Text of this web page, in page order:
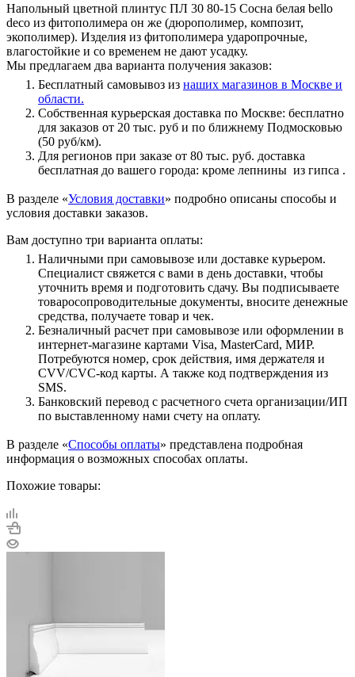
Напольный цветной плинтус ПЛ 30 80-15 Сосна белая bello
deco из фитополимера он же (дюрополимер, композит,
экополимер). Изделия из фитополимера ударопрочные,
влагостойкие и со временем не дают усадку.
Мы предлагаем два варианта получения заказов:
Бесплатный самовывоз из наших магазинов в Москве и
области.
Собственная курьерская доставка по Москве: бесплатно
для заказов от 20 тыс. руб и по ближнему Подмосковью
(50 руб/км).
Для регионов при заказе от 80 тыс. руб. доставка
бесплатная до вашего города: кроме лепнины из гипса .
В разделе «Условия доставки» подробно описаны способы и
условия доставки заказов.
Вам доступно три варианта оплаты:
Наличными при самовывозе или доставке курьером.
Специалист свяжется с вами в день доставки, чтобы
уточнить время и подготовить сдачу. Вы подписываете
товаросопроводительные документы, вносите денежные
средства, получаете товар и чек.
Безналичный расчет при самовывозе или оформлении в
интернет-магазине картами Visa, MasterCard, МИР.
Потребуются номер, срок действия, имя держателя и
CVV/CVC-код карты. А также код подтверждения из
SMS.
Банковский перевод с расчетного счета организации/ИП
по выставленному нами счету на оплату.
В разделе «Способы оплаты» представлена подробная
информация о возможных способах оплаты.
Похожие товары: